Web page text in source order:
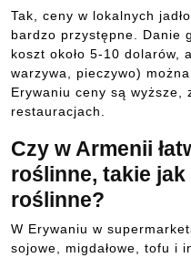
Tak, ceny w lokalnych
bardzo przystępne. Danie
koszt około 5-10 dolarów,
warzywa, pieczywo)
Erywaniu ceny są wyższe,
restauracjach.
Czy w Armenii
roślinne, takie
roślinne?
W Erywaniu w
sojowe, migdałowe, tofu i